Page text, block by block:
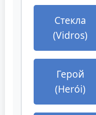
Стекла
(Vidros)
Герой
(Herói)